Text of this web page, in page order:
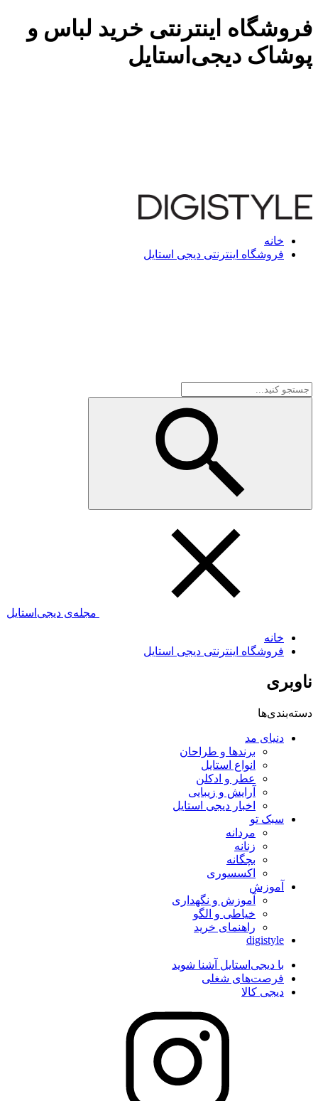
فروشگاه اینترنتی خرید لباس و
پوشاک دیجی‌استایل
خانه
فروشگاه اینترنتی دیجی استایل
مجله‌ی دیجی‌استایل
خانه
فروشگاه اینترنتی دیجی استایل
ناوبری
دسته‌بندی‌ها
دنیای مد
برندها و طراحان
انواع استایل
عطر و ادکلن
آرایش و زیبایی
اخبار دیجی استایل
سبک تو
مردانه
زنانه
بچگانه
اکسسوری
آموزش
آموزش و نگهداری
خیاطی و الگو
راهنمای خرید
digistyle
با دیجی‌استایل آشنا شوید
فرصت‌های شغلی
دیجی کالا